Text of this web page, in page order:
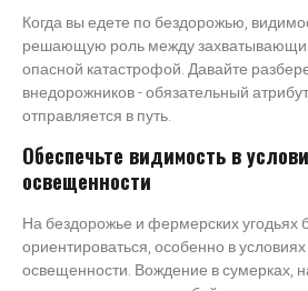
Когда вы едете по бездорожью,
решающую роль между
опасной катастрофой. Давайте
внедорожников - обязательный
отправляется в путь.
Обеспечьте видимость в
освещенности
На бездорожье и фермерских угодьях
ориентироваться, особенно в
освещенности. Вождение в сумерках,